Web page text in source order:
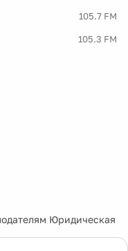
105.7 FM
105.3 FM
Юридическая